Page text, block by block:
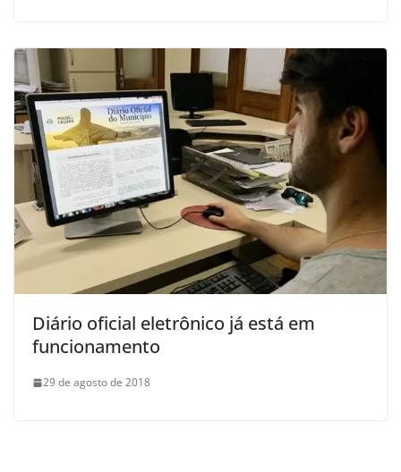
Diário oficial eletrônico já está em
funcionamento
29 de agosto de 2018